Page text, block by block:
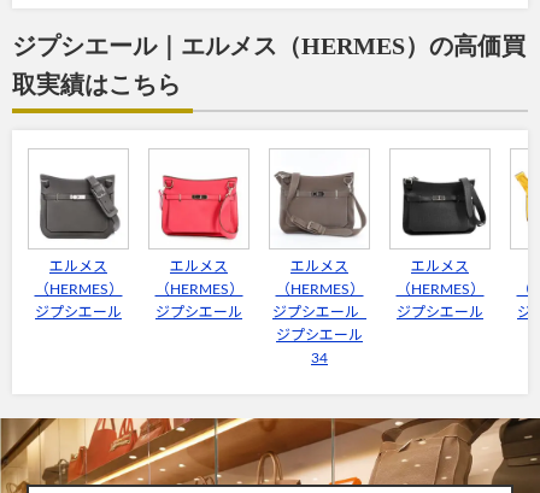
ジプシエール｜エルメス（HERMES）の高価買
取実績はこちら
エルメス
（HERMES）
ジプシエール
エルメス
（HERMES）
ジプシエール
エルメス
（HERMES）
ジプシエール
ジプシエール
34
エルメス
（HERMES）
ジプシエール
（
ジ